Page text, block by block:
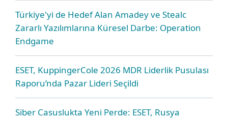
Türkiye'yi de Hedef Alan Amadey ve Stealc
Zararlı Yazılımlarına Küresel Darbe: Operation
Endgame
ESET, KuppingerCole 2026 MDR Liderlik Pusulası
Raporu’nda Pazar Lideri Seçildi
Siber Casuslukta Yeni Perde: ESET, Rusya